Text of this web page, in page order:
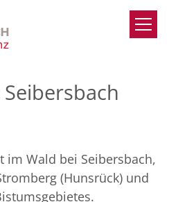
im Wald bei Seibersbach,
(Hunsrück) und